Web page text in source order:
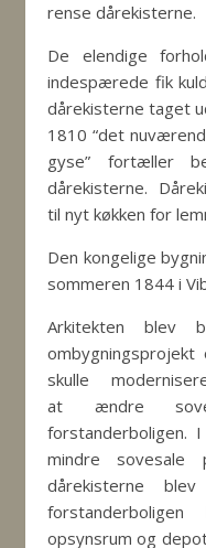
rense dårekisterne.
De elendige
indespærede fik
dårekisterne taget
1810 “det
gyse” fortæller
dårekisterne.
til nyt køkken for
Den kongelige
sommeren 1844 i
Arkitekten blev
ombygningsprojekt
skulle
at ændre
forstanderboligen.
mindre
dårekisterne
opsynsrum og